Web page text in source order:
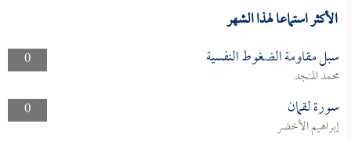
الأكثر استماعا لهذا الشهر
0 سبل مقاومة الضغوط النفسية
محمد المنجد
0
سورة لقمان
إبراهيم الأخضر